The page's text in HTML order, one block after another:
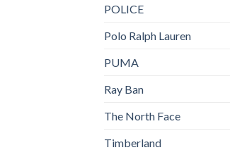
POLICE
Polo Ralph Lauren
PUMA
Ray Ban
The North Face
Timberland